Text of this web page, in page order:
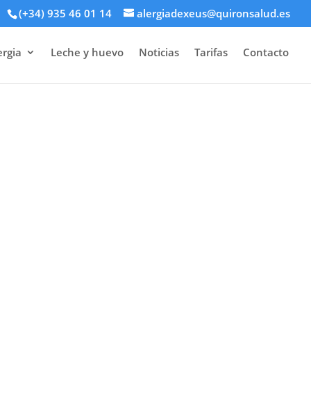
(+34) 935 46 01 14 alergiadexeus@quironsalud.es
Leche y huevo Noticias Tarifas Contacto